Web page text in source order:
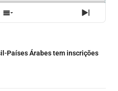
SHOW
EPISODES
NEXT
Países Árabes tem inscrições